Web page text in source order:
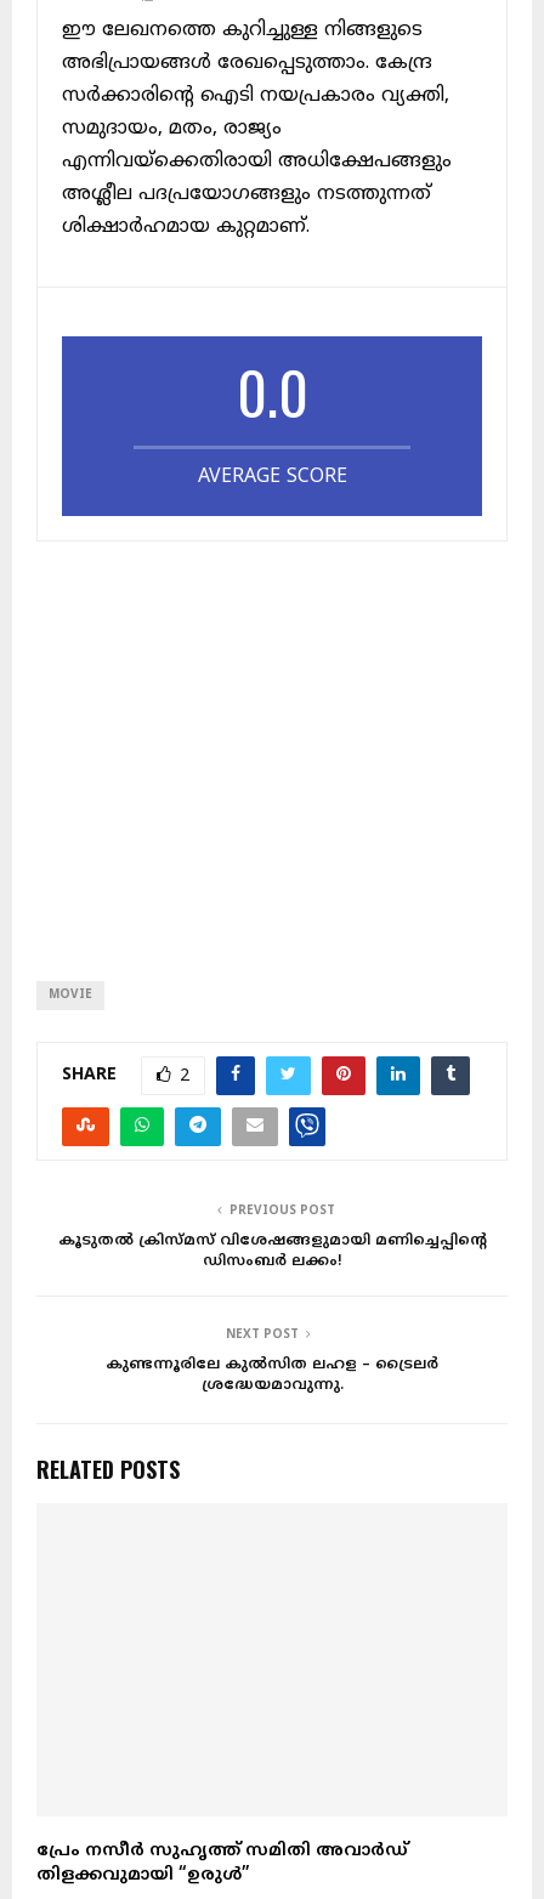
ഈ ലേഖനത്തെ കുറിച്ചുള്ള നിങ്ങളുടെ
അഭിപ്രായങ്ങൾ രേഖപ്പെടുത്താം. കേന്ദ്ര
സർക്കാരിന്റെ ഐടി നയപ്രകാരം വ്യക്തി,
സമുദായം, മതം, രാജ്യം
എന്നിവയ്ക്കെതിരായി അധിക്ഷേപങ്ങളും
അശ്ലീല പദപ്രയോഗങ്ങളും നടത്തുന്നത്
ശിക്ഷാർഹമായ കുറ്റമാണ്.
0.0
AVERAGE SCORE
MOVIE
SHARE 2
PREVIOUS POST
കൂടുതൽ ക്രിസ്മസ് വിശേഷങ്ങളുമായി മണിച്ചെപ്പിന്റെ
ഡിസംബർ ലക്കം!
NEXT POST
കുണ്ടന്നൂരിലേ കുൽസിത ലഹള – ട്രൈലർ
ശ്രദ്ധേയമാവുന്നു.
RELATED POSTS
പ്രേം നസീർ സുഹൃത്ത് സമിതി അവാർഡ്
തിളക്കവുമായി “ഉരുൾ”